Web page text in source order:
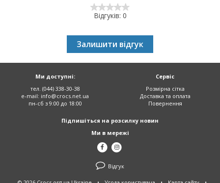
Відгуків: 0
Залишити відгук
Сервіс
Розмірна сітка
Доставка та оплата
Повернення
Ми доступні:
тел. (044) 338-30-38
e-mail: info@crocs.net.ua
пн-сб з 9:00 до 18:00
Підпишіться на розсилку новин
Ми в мережі
Відгук